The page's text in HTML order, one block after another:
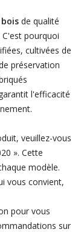
de qualité
pourquoi
cultivées de
préservation
l'efficacité
veuillez-vous
». Cette
modèle.
vous convient,
pour vous
sur